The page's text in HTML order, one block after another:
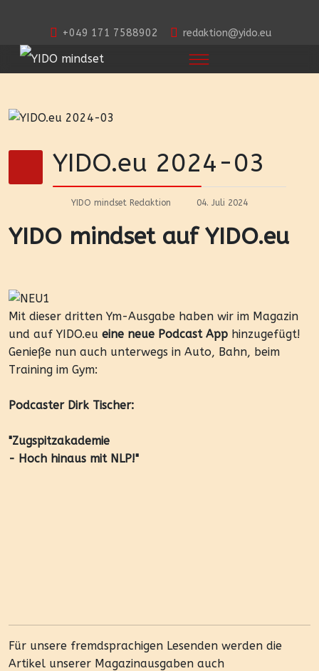
+049 171 7588902 redaktion@yido.eu
YIDO.eu 2024-03
YIDO mindset Redaktion 04. Juli 2024
YIDO mindset auf YIDO.eu
Mit dieser dritten Ym-Ausgabe haben wir im Magazin
und auf YIDO.eu eine neue Podcast App hinzugefügt!
Genieße nun auch unterwegs in Auto, Bahn, beim
Training im Gym:
Podcaster Dirk Tischer:
"Zugspitzakademie
- Hoch hinaus mit NLP!"
Für unsere fremdsprachigen Lesenden werden die
Artikel unserer Magazinausgaben auch